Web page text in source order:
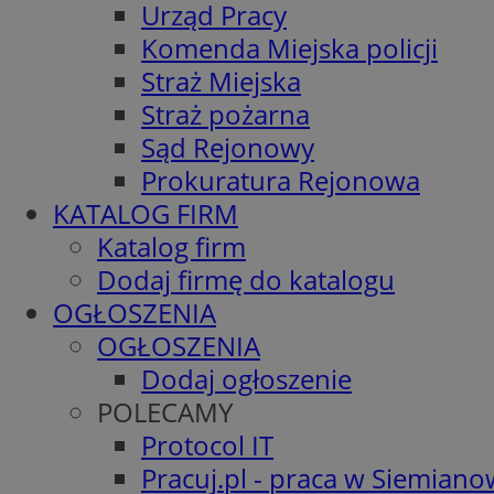
Urząd Pracy
Komenda Miejska policji
Straż Miejska
Straż pożarna
Sąd Rejonowy
Prokuratura Rejonowa
KATALOG FIRM
Katalog firm
Dodaj firmę do katalogu
OGŁOSZENIA
OGŁOSZENIA
Dodaj ogłoszenie
POLECAMY
Protocol IT
Pracuj.pl - praca w